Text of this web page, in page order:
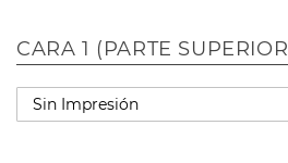
CARA 1 (PARTE